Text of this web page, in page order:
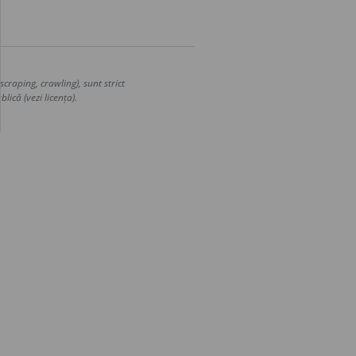
crawling), sunt strict
(vezi licența).